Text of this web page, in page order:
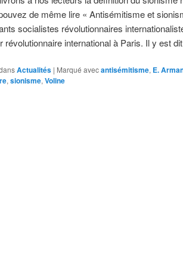
de même lire « Antisémitisme et
socialistes révolutionnaires
révolutionnaire international à Paris. Il y est
Actualités | Marqué avecantisémitisme, E.
, sionisme, Voline